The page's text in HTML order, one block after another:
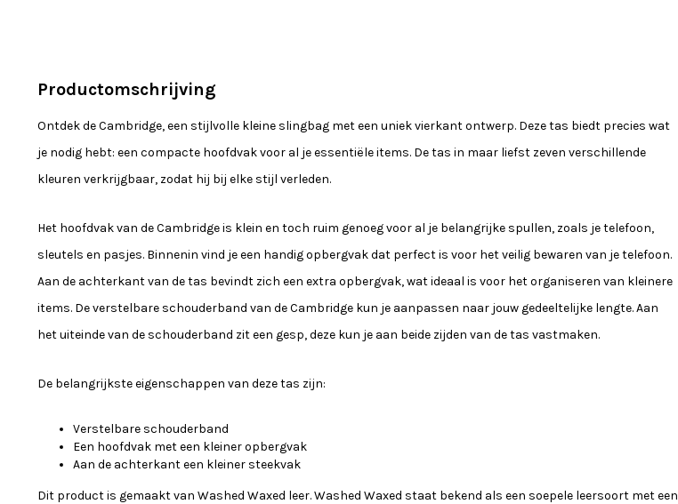
Productomschrijving
Ontdek de Cambridge, een stijlvolle kleine slingbag met een uniek vierkant ontwerp. Deze tas biedt precies wat
je nodig hebt: een compacte hoofdvak voor al je essentiële items. De tas in maar liefst zeven verschillende
kleuren verkrijgbaar, zodat hij bij elke stijl verleden.
Het hoofdvak van de Cambridge is klein en toch ruim genoeg voor al je belangrijke spullen, zoals je telefoon,
sleutels en pasjes. Binnenin vind je een handig opbergvak dat perfect is voor het veilig bewaren van je telefoon.
Aan de achterkant van de tas bevindt zich een extra opbergvak, wat ideaal is voor het organiseren van kleinere
items. De verstelbare schouderband van de Cambridge kun je aanpassen naar jouw gedeeltelijke lengte. Aan
het uiteinde van de schouderband zit een gesp, deze kun je aan beide zijden van de tas vastmaken.
De belangrijkste eigenschappen van deze tas zijn:
Verstelbare schouderband
Een hoofdvak met een kleiner opbergvak
Aan de achterkant een kleiner steekvak
Dit product is gemaakt van Washed Waxed leer. Washed Waxed staat bekend als een soepele leersoort met een